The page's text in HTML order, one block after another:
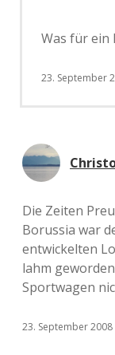
Was für ein
23. September
Die Zeiten
Borussia war
entwickelten
lahm
Sportwagen
23. September 2008